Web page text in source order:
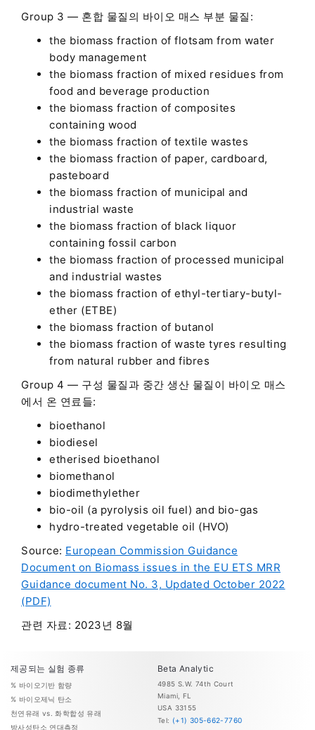
Group 3 — 혼합 물질의 바이오 매스 부분 물질:
the biomass fraction of flotsam from water
body management
the biomass fraction of mixed residues from
food and beverage production
the biomass fraction of composites
containing wood
the biomass fraction of textile wastes
the biomass fraction of paper, cardboard,
pasteboard
the biomass fraction of municipal and
industrial waste
the biomass fraction of black liquor
containing fossil carbon
the biomass fraction of processed municipal
and industrial wastes
the biomass fraction of ethyl-tertiary-butyl-
ether (ETBE)
the biomass fraction of butanol
the biomass fraction of waste tyres resulting
from natural rubber and fibres
Group 4 — 구성 물질과 중간 생산 물질이 바이오 매스
에서 온 연료들:
bioethanol
biodiesel
etherised bioethanol
biomethanol
biodimethylether
bio-oil (a pyrolysis oil fuel) and bio-gas
hydro-treated vegetable oil (HVO)
Source: European Commission Guidance
Document on Biomass issues in the EU ETS MRR
Guidance document No. 3, Updated October 2022
(PDF)
관련 자료: 2023년 8월